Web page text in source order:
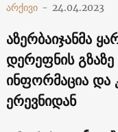
არქივი - 24.04.2023
აზერბაიჯანმა
დერეფნის გზაზე
ინფორმაცია და
ერევნიდან